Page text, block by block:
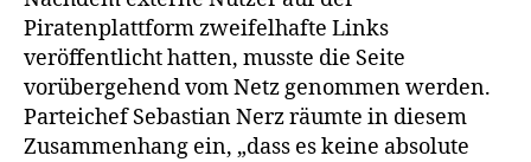
Piratenplattform zweifelhafte Links
veröffentlicht hatten, musste die Seite
vorübergehend vom Netz genommen werden.
Parteichef Sebastian Nerz räumte in diesem
Zusammenhang ein, „dass es keine absolute